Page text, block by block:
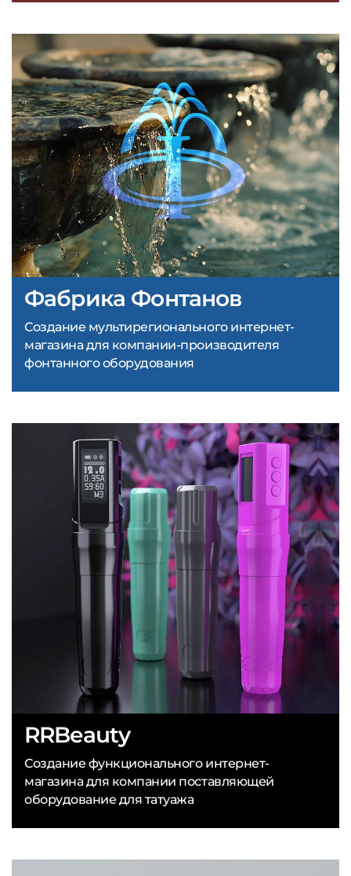
RRBeauty
Создание функционального интернет-
магазина для компании поставляющей
оборудование для татуажа
Фабрика Фонтанов
Создание мультирегионального интернет-
магазина для компании-производителя
фонтанного оборудования